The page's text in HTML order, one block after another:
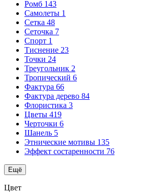
Ромб 143
Самолеты 1
Сетка 48
Сеточка 7
Спорт 1
Тиснение 23
Точки 24
Треугольник 2
Тропический 6
Фактура 66
Фактура дерево 84
Флористика 3
Цветы 419
Черточки 6
Шанель 5
Этнические мотивы 135
Эффект состаренности 76
Ещё
Цвет